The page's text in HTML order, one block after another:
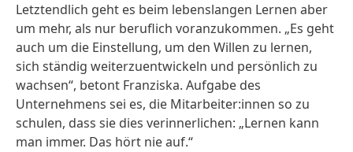
Letztendlich geht es beim lebenslangen Lernen aber
um mehr, als nur beruflich voranzukommen. „Es geht
auch um die Einstellung, um den Willen zu lernen,
sich ständig weiterzuentwickeln und persönlich zu
wachsen“, betont Franziska. Aufgabe des
Unternehmens sei es, die Mitarbeiter:innen so zu
schulen, dass sie dies verinnerlichen: „Lernen kann
man immer. Das hört nie auf.“